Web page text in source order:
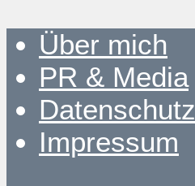
Über mich
PR & Media
Datenschutz
Impressum